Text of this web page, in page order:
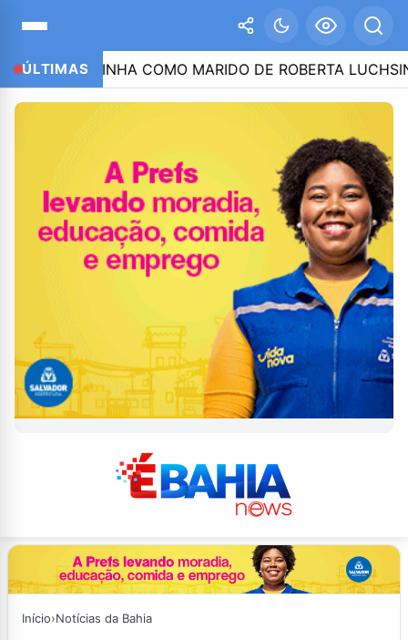
ÚLTIMAS
LULINHA COMO MARIDO DE ROBERTA LUCHSINGER
Início›Notícias da Bahia